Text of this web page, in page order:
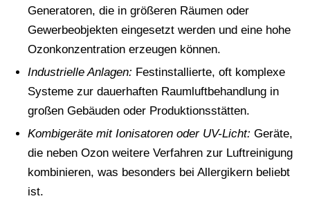
Generatoren, die in größeren Räumen oder
Gewerbeobjekten eingesetzt werden und eine hohe
Ozonkonzentration erzeugen können.
Industrielle Anlagen: Festinstallierte, oft komplexe
Systeme zur dauerhaften Raumluftbehandlung in
großen Gebäuden oder Produktionsstätten.
Kombigeräte mit Ionisatoren oder UV-Licht: Geräte,
die neben Ozon weitere Verfahren zur Luftreinigung
kombinieren, was besonders bei Allergikern beliebt
ist.